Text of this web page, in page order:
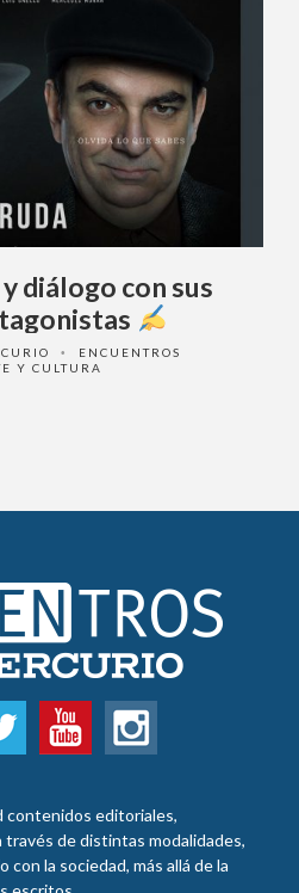
diálogo con sus
•
ENCUENTROS
Y CULTURA
contenidos editoriales,
de distintas modalidades,
con la sociedad, más allá de la